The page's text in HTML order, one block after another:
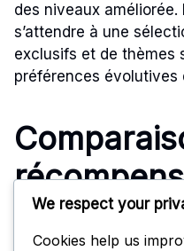
des niveaux
s’attendre à une
exclusifs et de thèmes
préférences évolutives
les saisons
We respect your
Cookies help us